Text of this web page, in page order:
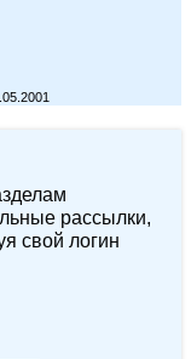
рассылки,
свой логин